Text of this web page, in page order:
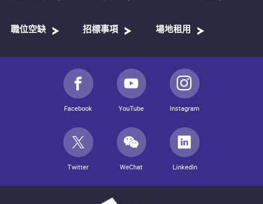
職位空缺 招標事項 場地租用
Facebook YouTube Instagram
Twitter WeChat LinkedIn